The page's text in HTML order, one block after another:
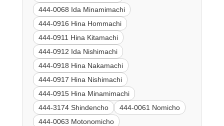
444-0068 Ida Minamimachi
444-0916 Hina Hommachi
444-0911 Hina Kitamachi
444-0912 Ida Nishimachi
444-0918 Hina Nakamachi
444-0917 Hina Nishimachi
444-0915 Hina Minamimachi
444-3174 Shindencho
444-0061 Nomicho
444-0063 Motonomicho